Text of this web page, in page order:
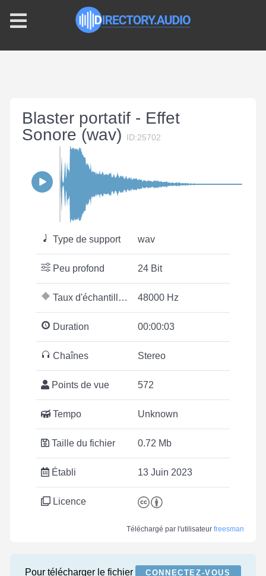
Blaster portatif - Effet
Sonore (wav)
ID:25702
Type de support wav
Peu profond 24 Bit
Taux d'échantillonnage 48000 Hz
Duration 00:00:03
Chaînes Stereo
Points de vue 572
Tempo Unknown
Taille du fichier 0.72 Mb
Établi 13 Juin 2023
Licence
Téléchargé par l'utilisateur freesman
Pour télécharger le fichier CONNECTEZ-VOUS